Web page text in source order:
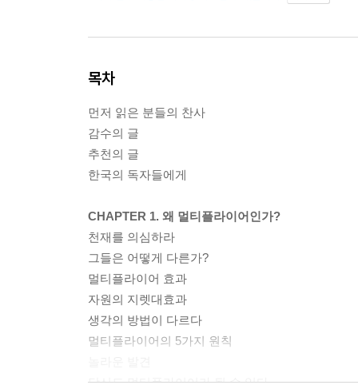
목차
먼저 읽은 분들의 찬사
감수의 글
추천의 글
한국의 독자들에게
CHAPTER 1. 왜 멀티플라이어인가?
천재를 의심하라
그들은 어떻게 다른가?
멀티플라이어 효과
자원의 지렛대효과
생각의 방법이 다르다
멀티플라이어의 5가지 원칙
당신도 멀티플라이어가 될 수 있다